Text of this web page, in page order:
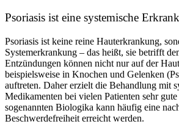
Psoriasis ist eine systemische
Psoriasis ist keine reine Hauterkrankung,
Systemerkrankung – das heißt, sie betrifft
Entzündungen können nicht nur auf der
beispielsweise in Knochen und Gelenken
auftreten. Daher erzielt die Behandlung mit
Medikamenten bei vielen Patienten sehr
sogenannten Biologika kann häufig eine
Beschwerdefreiheit erreicht werden.